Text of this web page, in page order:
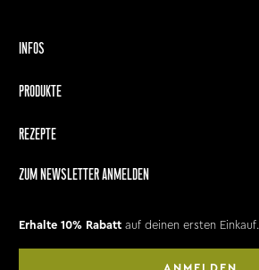
INFOS
PRODUKTE
REZEPTE
ZUM NEWSLETTER ANMELDEN
Erhalte 10% Rabatt auf deinen ersten Einkauf.
ANMELDEN